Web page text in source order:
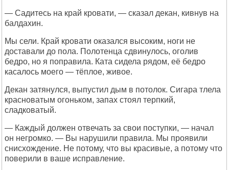
— Садитесь на край кровати, — сказал декан, кивнув на
балдахин.
Мы сели. Край кровати оказался высоким, ноги не
доставали до пола. Полотенца сдвинулось, оголив
бедро, но я поправила. Ката сидела рядом, её бедро
касалось моего — тёплое, живое.
Декан затянулся, выпустил дым в потолок. Сигара тлела
красноватым огоньком, запах стоял терпкий,
сладковатый.
— Каждый должен отвечать за свои поступки, — начал
он негромко. — Вы нарушили правила. Мы проявили
снисхождение. Не потому, что вы красивые, а потому что
поверили в ваше исправление.